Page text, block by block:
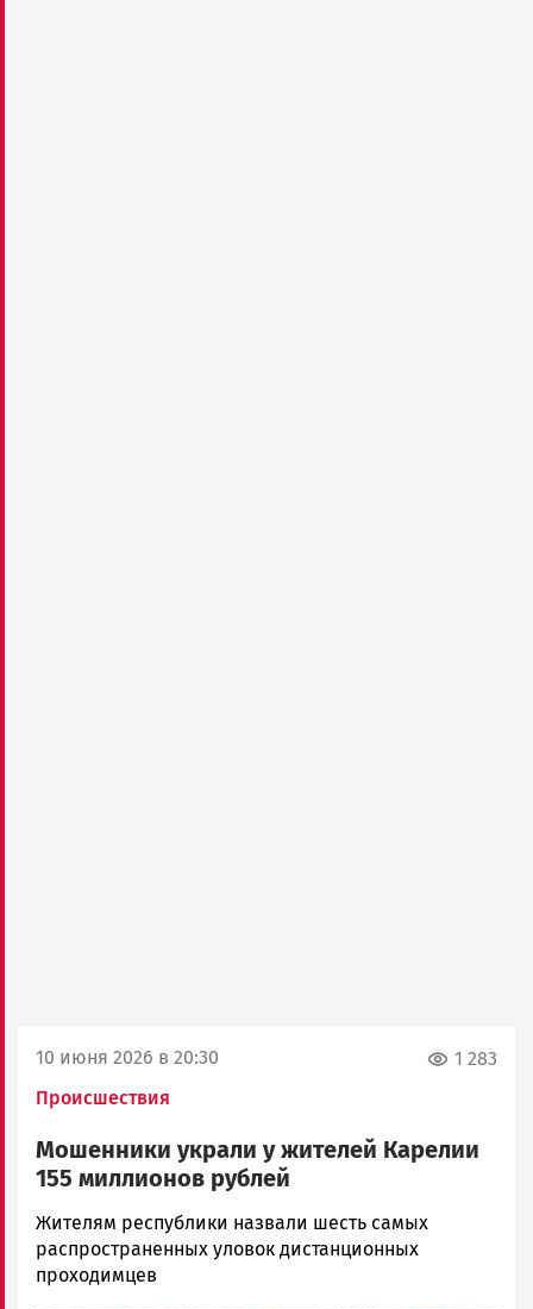
10 июня 2026 в 20:30
Происшествия
1 283
Мошенники украли у жителей Карелии
155 миллионов рублей
Ольга
Гаврилова
Новости
Жителям республики назвали шесть самых
распространенных уловок дистанционных
проходимцев